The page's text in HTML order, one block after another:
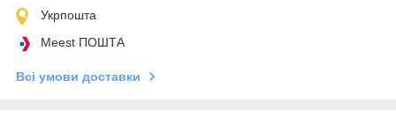
Укрпошта
Meest ПОШТА
Всі умови доставки